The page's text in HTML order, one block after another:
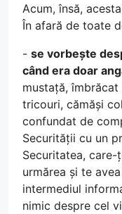
Acum, însă,
În afară de toate
- se vorbește
când era doar
mustață,
tricouri, cămăși
confundat de
Securității cu un
Securitatea,
urmărea și te
intermediul
nimic despre cel